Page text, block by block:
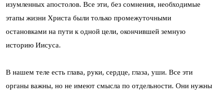
изумленных апостолов. Все эти, без сомнения, необходимые
этапы жизни Христа были только промежуточными
остановками на пути к одной цели, окончившей земную
историю Иисуса.
В нашем теле есть глава, руки, сердце, глаза, уши. Все эти
органы важны, но не имеют смысла по отдельности. Они нужны